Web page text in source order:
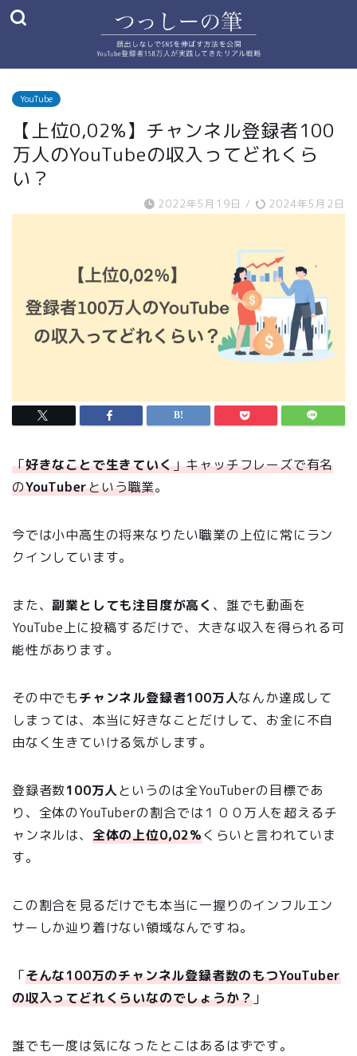
YouTube
【上位0,02%】チャンネル登録者100
万人のYouTubeの収入ってどれくら
い？
2022年5月19日 / 2024年5月2日
「好きなことで生きていく」キャッチフレーズで有名
のYouTuberという職業。
今では小中高生の将来なりたい職業の上位に常にラン
クインしています。
また、 副業としても注目度が高く 、誰でも動画を
YouTube上に投稿するだけで、大きな収入を得られる可
能性があります。
その中でもチャンネル登録者100万人なんか達成して
しまっては、本当に好きなことだけして、お金に不自
由なく生きていける気がします。
登録者数100万人というのは全YouTuberの目標であ
り、全体のYouTuberの割合では１００万人を超えるチ
ャンネルは、 全体の上位0,02%くらいと言われていま
す。
この割合を見るだけでも本当に一握りのインフルエン
サーしか辿り着けない領域なんですね。
「そんな100万のチャンネル登録者数のもつYouTuber
の収入ってどれくらいなのでしょうか？ 」
誰でも一度は気になったとこはあるはずです。